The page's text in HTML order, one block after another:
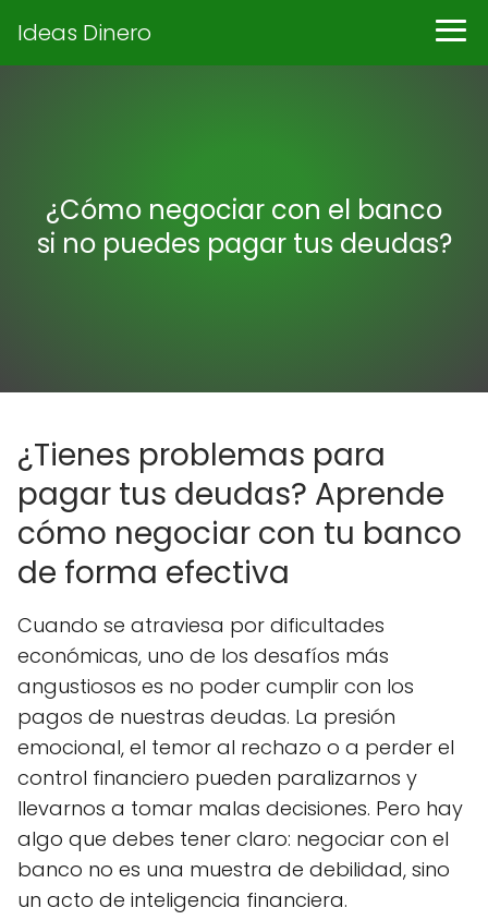
Ideas Dinero
¿Cómo negociar con el banco
si no puedes pagar tus deudas?
¿Tienes problemas para
pagar tus deudas? Aprende
cómo negociar con tu banco
de forma efectiva
Cuando se atraviesa por dificultades
económicas, uno de los desafíos más
angustiosos es no poder cumplir con los
pagos de nuestras deudas. La presión
emocional, el temor al rechazo o a perder el
control financiero pueden paralizarnos y
llevarnos a tomar malas decisiones. Pero hay
algo que debes tener claro: negociar con el
banco no es una muestra de debilidad, sino
un acto de inteligencia financiera.